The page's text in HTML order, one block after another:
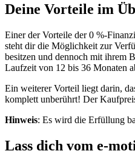
Deine Vorteile im
Einer der Vorteile der 0 %-
steht dir die Möglichkeit zur
besitzen und dennoch mit ihrem
Laufzeit von 12 bis 36 Monaten
Ein weiterer Vorteil liegt darin,
komplett unberührt! Der
Hinweis: Es wird die Erfüllung
Lass dich vom e-